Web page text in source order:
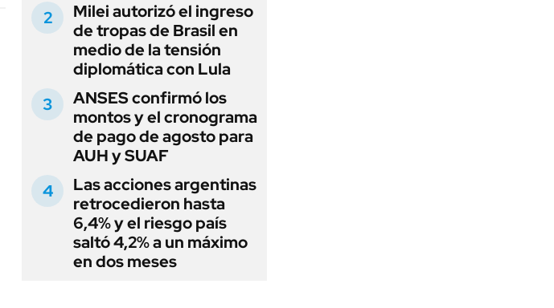
Milei autorizó el ingreso
de tropas de Brasil en
medio de la tensión
diplomática con Lula
ANSES confirmó los
montos y el cronograma
de pago de agosto para
AUH y SUAF
Las acciones argentinas
retrocedieron hasta
6,4% y el riesgo país
saltó 4,2% a un máximo
en dos meses